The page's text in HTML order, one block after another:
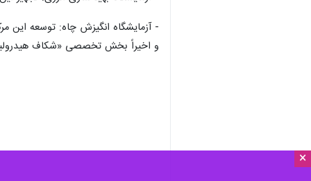
×
و اخیراً بخش تخصصی «شکاف